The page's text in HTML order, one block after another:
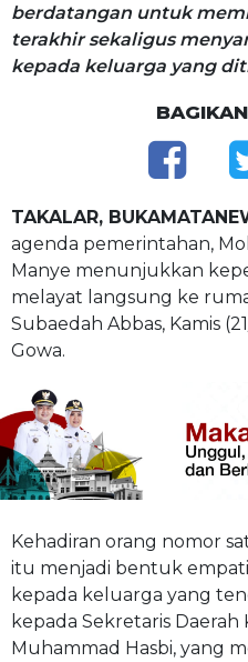
berdatangan untuk
terakhir sekaligus
kepada keluarga yang
TAKALAR,
agenda pemerintahan,
Manye menunjukkan
melayat langsung ke
Subaedah Abbas, Kamis
Gowa.
Kehadiran orang nomor
itu menjadi bentuk
kepada keluarga yang
kepada Sekretaris
Muhammad Hasbi, yang